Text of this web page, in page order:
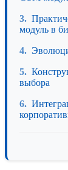
модуль в
выбора